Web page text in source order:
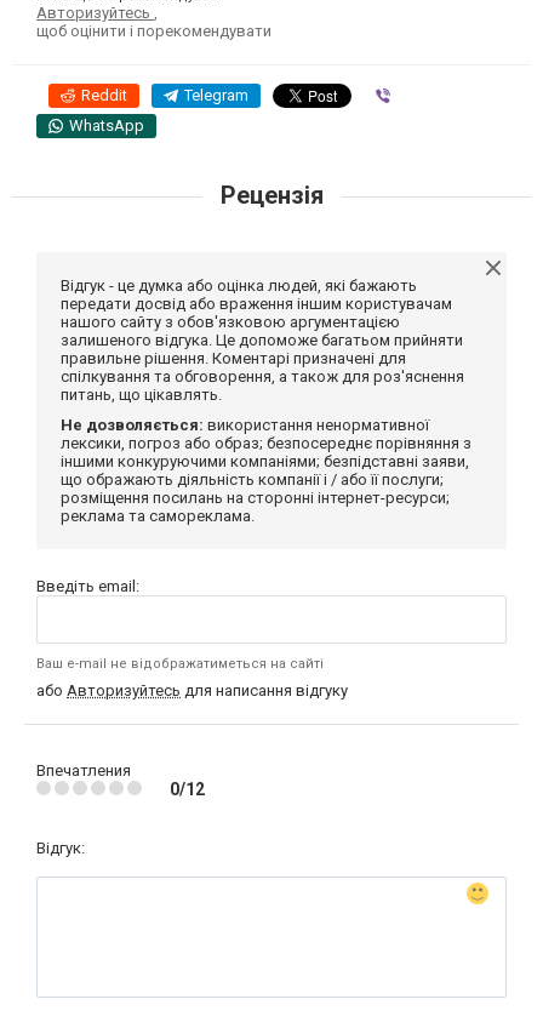
Авторизуйтесь
щоб оцінити і порекомендувати
Reddit Telegram
WhatsApp
Рецензія
Відгук - це думка або оцінка людей, які бажають
передати досвід або враження іншим користувачам
нашого сайту з обов'язковою аргументацією
залишеного відгука. Це допоможе багатьом прийняти
правильне рішення. Коментарі призначені для
спілкування та обговорення, а також для роз'яснення
питань, що цікавлять.
Не дозволяється: використання ненормативної
лексики, погроз або образ; безпосереднє порівняння з
іншими конкуруючими компаніями; безпідставні заяви,
що ображають діяльність компанії і / або її послуги;
розміщення посилань на сторонні інтернет-ресурси;
реклама та самореклама.
Введіть email:
Ваш e-mail не відображатиметься на сайті
або Авторизуйтесь для написання відгуку
Впечатления
0/12
Відгук: